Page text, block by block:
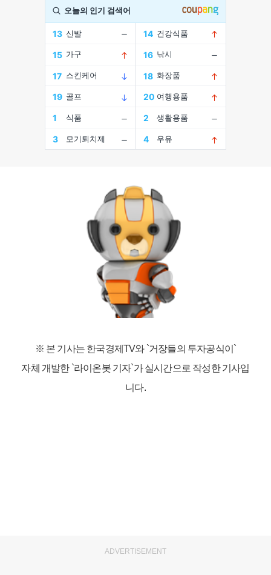
※ 본 기사는 한국경제TV와 `거장들의 투자공식이`
자체 개발한 `라이온봇 기자`가 실시간으로 작성한 기사입
니다.
ADVERTISEMENT